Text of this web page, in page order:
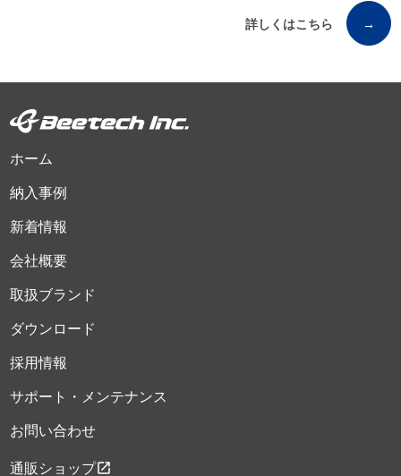
詳しくはこちら →
ホーム
納入事例
新着情報
会社概要
取扱ブランド
ダウンロード
採用情報
サポート・メンテナンス
お問い合わせ
通販ショップopen_in_new